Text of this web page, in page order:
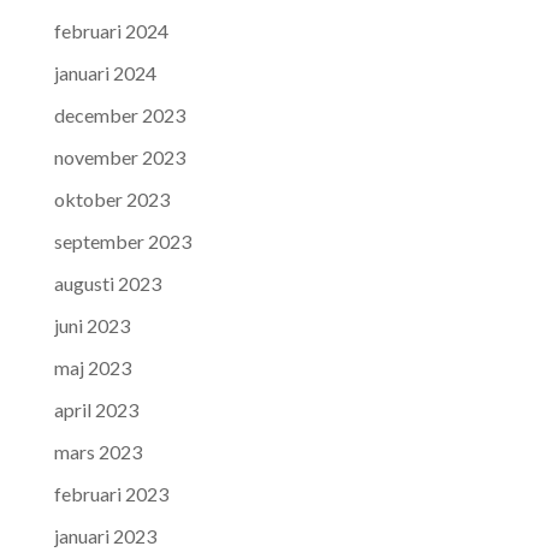
februari 2024
januari 2024
december 2023
november 2023
oktober 2023
september 2023
augusti 2023
juni 2023
maj 2023
april 2023
mars 2023
februari 2023
januari 2023